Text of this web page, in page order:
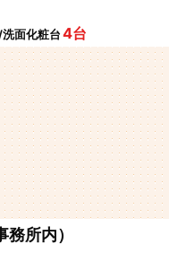
面化粧台 4台
所内）